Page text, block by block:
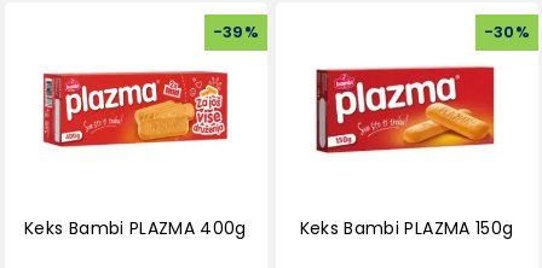
-39%
Keks Bambi PLAZMA 400g
-30%
Keks Bambi PLAZMA 150g